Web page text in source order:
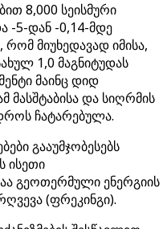
8,000 სეისმური
-5-დან -0,14-მდე
მიუხედავად იმისა,
1,0 მაგნიტუდას
მაინც დიდ
მასშტაბისა და სიღრმის
ჩატარებულა.
გააუმჯობესებს
ისეთი
გეოთერმული ენერგიის
(ფრეკინგი).